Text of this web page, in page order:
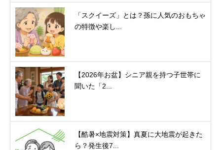
「スクイーズ」とは？孫に人気のおもちゃ
の特徴や楽し...
【2026年お盆】シニア親を持つ子世帯に
聞いた「2...
【酷暑×地震対策】真夏に大地震が起きた
ら？発生後7...